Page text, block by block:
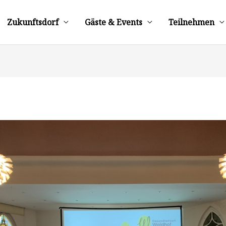
Zukunftsdorf Gäste & Events Teilnehmen